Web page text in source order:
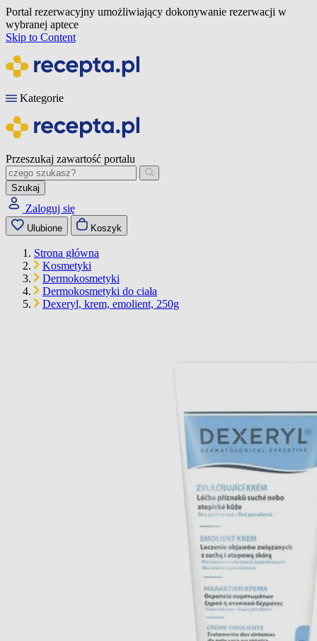
Portal rezerwacyjny umożliwiający dokonywanie rezerwacji w
wybranej aptece
Skip to Content
Kategorie
Przeszukaj zawartość portalu
Szukaj
Zaloguj się
Ulubione Koszyk
Strona główna
Kosmetyki
Dermokosmetyki
Dermokosmetyki do ciała
Dexeryl, krem, emolient, 250g